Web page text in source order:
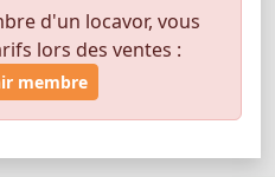
d'un locavor, vous
lors des ventes :
membre